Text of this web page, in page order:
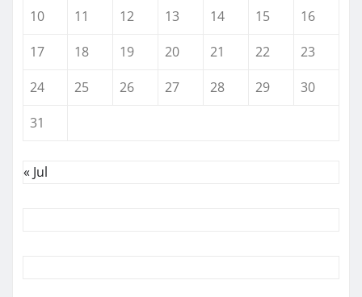
10 11 12 13 14 15
16
17
18 19 20 21 22
23
24
25 26 27 28 29
30
31
« Jul